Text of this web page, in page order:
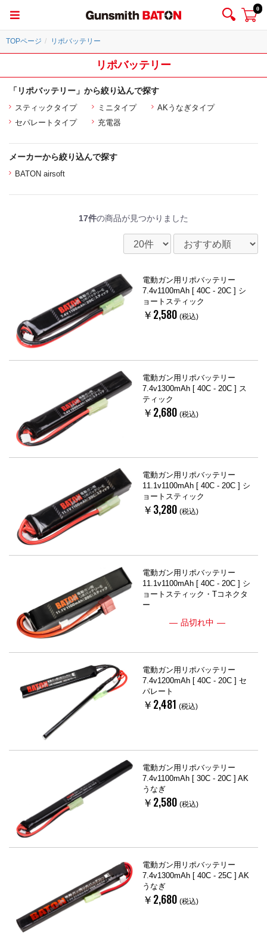
0
TOPページ リポバッテリー
リポバッテリー
「リポバッテリー」から絞り込んで探す
スティックタイプ ミニタイプ
AKうなぎタイプ
セパレートタイプ
充電器
メーカーから絞り込んで探す
BATON airsoft
17件の商品が見つかりました
電動ガン用リポバッテリー
7.4v1100mAh [ 40C - 20C ] シ
ョートスティック
￥2,580 (税込)
電動ガン用リポバッテリー
7.4v1300mAh [ 40C - 20C ] ス
ティック
￥2,680 (税込)
電動ガン用リポバッテリー
11.1v1100mAh [ 40C - 20C ] シ
ョートスティック
￥3,280 (税込)
電動ガン用リポバッテリー
11.1v1100mAh [ 40C - 20C ] シ
ョートスティック・Tコネクタ
ー
品切れ中
電動ガン用リポバッテリー
7.4v1200mAh [ 40C - 20C ] セ
パレート
￥2,481 (税込)
電動ガン用リポバッテリー
7.4v1100mAh [ 30C - 20C ] AK
うなぎ
￥2,580 (税込)
電動ガン用リポバッテリー
7.4v1300mAh [ 40C - 25C ] AK
うなぎ
￥2,680 (税込)